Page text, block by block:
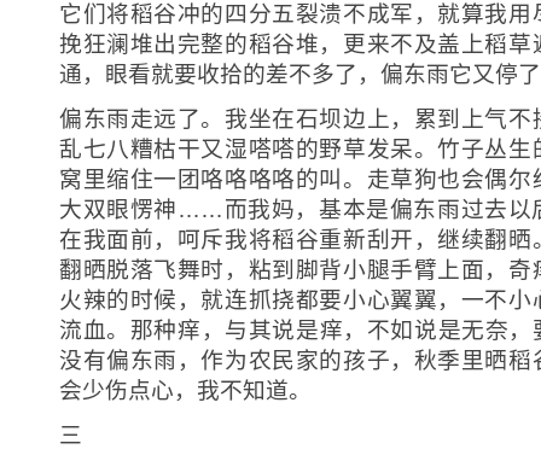
它们将稻谷冲的四分五裂溃不成军，就算我
挽狂澜堆出完整的稻谷堆，更来不及盖上稻
通，眼看就要收拾的差不多了，偏东雨它又停
偏东雨走远了。我坐在石坝边上，累到上气
乱七八糟枯干又湿嗒嗒的野草发呆。竹子丛
窝里缩住一团咯咯咯咯的叫。走草狗也会偶
大双眼愣神……而我妈，基本是偏东雨过去以
在我面前，呵斥我将稻谷重新刮开，继续翻
翻晒脱落飞舞时，粘到脚背小腿手臂上面，
火辣的时候，就连抓挠都要小心翼翼，一不
流血。那种痒，与其说是痒，不如说是无奈
没有偏东雨，作为农民家的孩子，秋季里晒
会少伤点心，我不知道。
三